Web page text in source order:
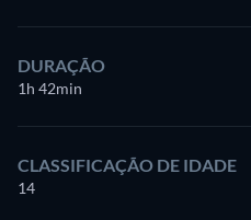
DURAÇÃO
1h 42min
CLASSIFICAÇÃO DE IDADE
14